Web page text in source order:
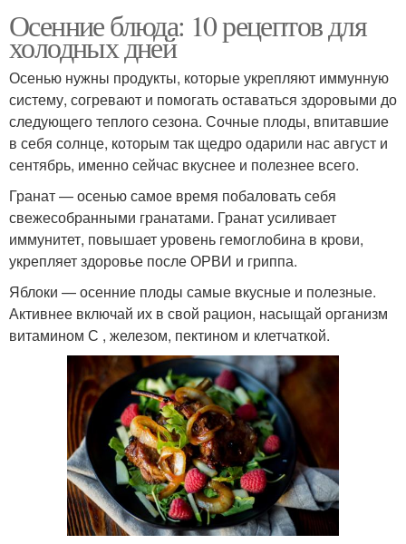
Осенние блюда: 10 рецептов для
холодных дней
Осенью нужны продукты, которые укрепляют иммунную
систему, согревают и помогать оставаться здоровыми до
следующего теплого сезона. Сочные плоды, впитавшие
в себя солнце, которым так щедро одарили нас август и
сентябрь, именно сейчас вкуснее и полезнее всего.
Гранат — осенью самое время побаловать себя
свежесобранными гранатами. Гранат усиливает
иммунитет, повышает уровень гемоглобина в крови,
укрепляет здоровье после ОРВИ и гриппа.
Яблоки — осенние плоды самые вкусные и полезные.
Активнее включай их в свой рацион, насыщай организм
витамином С , железом, пектином и клетчаткой.